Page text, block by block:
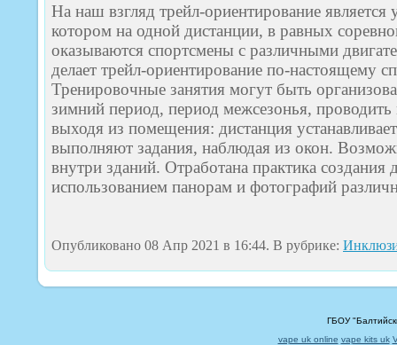
На наш взгляд трейл-ориентирование
котором на одной дистанции, в равных
оказываются спортсмены с различными
делает трейл-ориентирование по-настоящему
Тренировочные занятия могут быть
зимний период, период межсезонья,
выходя из помещения: дистанция
выполняют задания, наблюдая из окон.
внутри зданий. Отработана практика создания
использованием панорам и фотографий
Опубликовано 08 Апр 2021 в 16:44. В рубрике:
ГБОУ
vape uk online vape kits uk